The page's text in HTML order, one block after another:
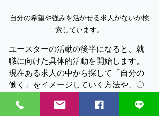
自分の希望や強みを活かせる求人がないか検
索しています。
ユースターの活動の後半になると、就
職に向けた具体的活動を開始します。
現在ある求人の中から探して「自分の
働く」をイメージしていく方法や、〇
て希望を広げるプロセスの中で具体的